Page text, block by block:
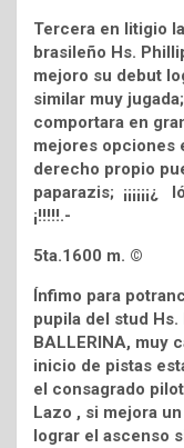
Tercera en litigio
brasileño Hs.
mejoro su debut
similar muy jugada;
comportara en
mejores opciones
derecho propio
paparazis;
¡!!!!!.-
5ta.1600 m. ©
Ínfimo para
pupila del stud Hs.
BALLERINA, muy
inicio de pistas
el consagrado
Lazo , si mejora
lograr el ascenso